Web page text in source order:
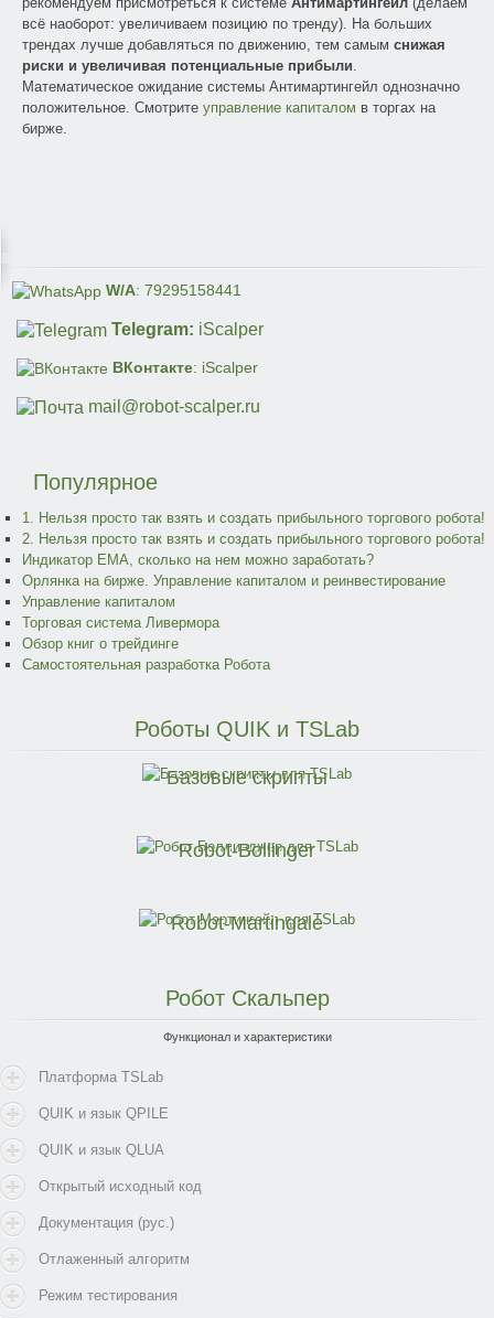
всё наоборот: увеличиваем позицию по тренду). На больших
трендах лучше добавляться по движению, тем самым снижая
риски и увеличивая потенциальные прибыли.
Математическое ожидание системы Антимартингейл однозначно
положительное. Смотрите управление капиталом в торгах на
бирже.
W/A: 79295158441
Telegram: iScalper
ВКонтакте: iScalper
mail@robot-scalper.ru
Популярное
1. Нельзя просто так взять и создать прибыльного торгового робота!
2. Нельзя просто так взять и создать прибыльного торгового робота!
Индикатор EMA, сколько на нем можно заработать?
Орлянка на бирже. Управление капиталом и реинвестирование
Управление капиталом
Торговая система Ливермора
Обзор книг о трейдинге
Самостоятельная разработка Робота
Роботы QUIK и TSLab
Базовые скрипты
Robot-Bollinger
Robot-Martingale
РоботСкальпер
Функционал и характеристики
Платформа TSLab
QUIK и язык QPILE
QUIK и язык QLUA
Открытый исходный код
Документация (рус.)
Отлаженный алгоритм
Режим тестирования